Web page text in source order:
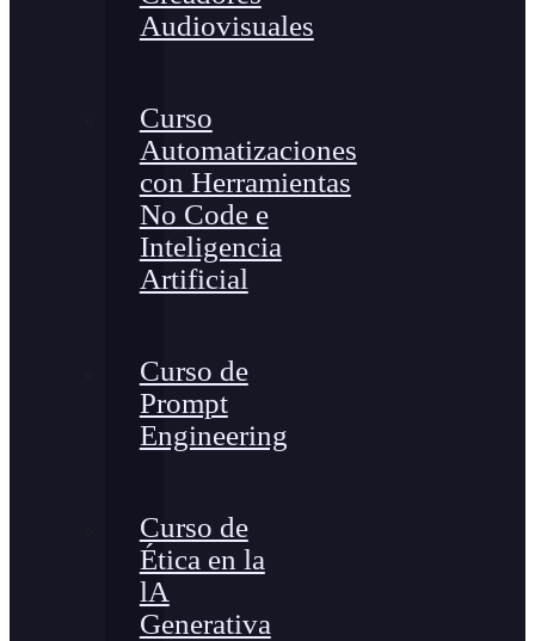
Audiovisuales
Curso
Automatizaciones
con Herramientas
No Code e
Inteligencia
Artificial
Curso de
Prompt
Engineering
Curso de
Ética en la
lA
Generativa